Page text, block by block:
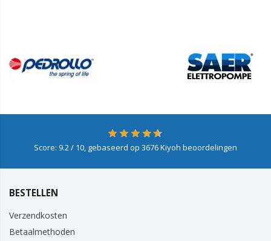
Score: 9.2/ 10, gebaseerd op 3676Kiyoh beoordelingen
BESTELLEN
Verzendkosten
Betaalmethoden